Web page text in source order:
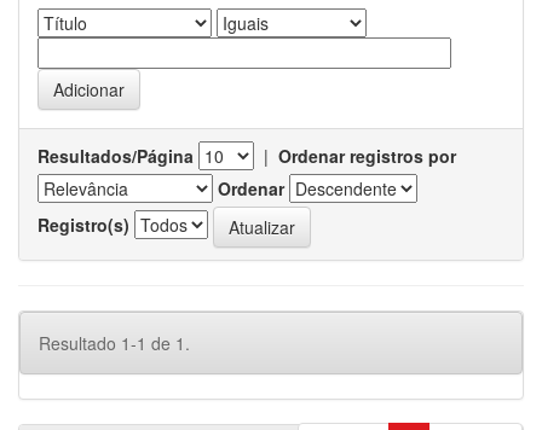
Resultados/Página | Ordenar registros por
Ordenar
Registro(s)
Resultado 1-1 de 1.